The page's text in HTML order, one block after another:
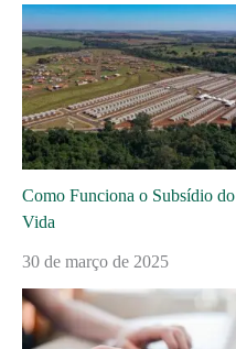
Como Funciona o Subsídio
Vida
30 de março de 2025